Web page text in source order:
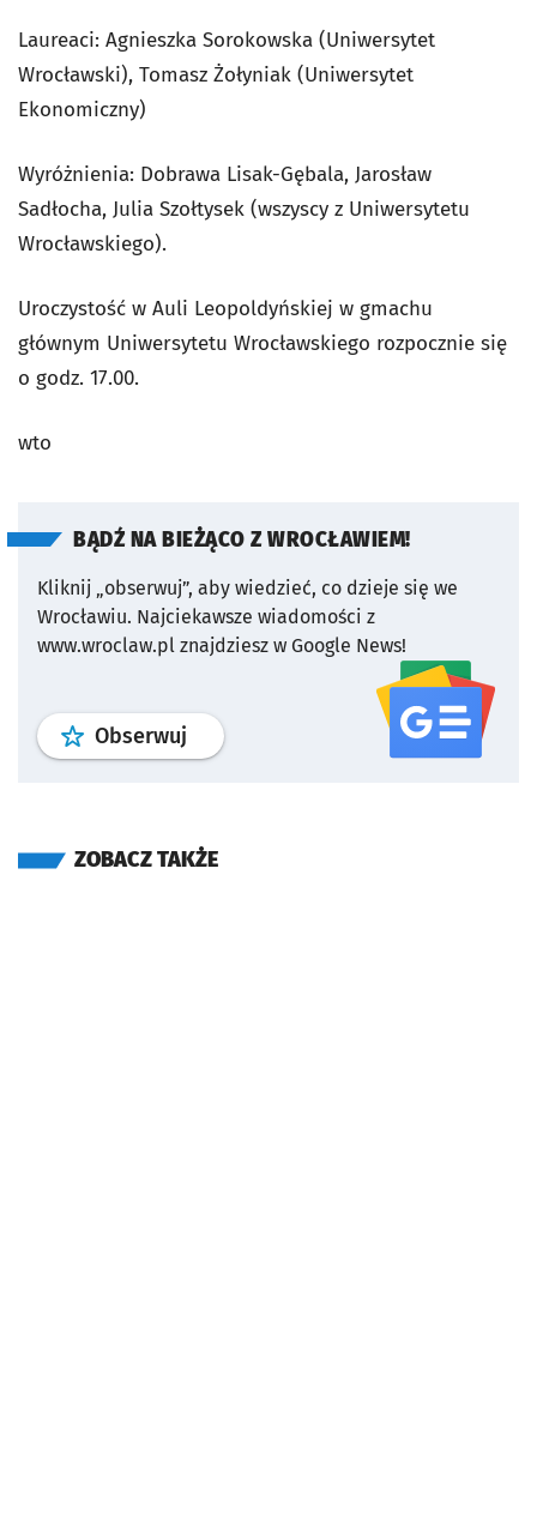
Laureaci: Agnieszka Sorokowska (Uniwersytet
Wrocławski), Tomasz Żołyniak (Uniwersytet
Ekonomiczny)
Wyróżnienia: Dobrawa Lisak-Gębala, Jarosław
Sadłocha, Julia Szołtysek (wszyscy z Uniwersytetu
Wrocławskiego).
Uroczystość w Auli Leopoldyńskiej w gmachu
głównym Uniwersytetu Wrocławskiego rozpocznie się
o godz. 17.00.
wto
BĄDŹ NA BIEŻĄCO Z WROCŁAWIEM!
Kliknij „obserwuj”, aby wiedzieć, co dzieje się we
Wrocławiu. Najciekawsze wiadomości z
www.wroclaw.pl znajdziesz w Google News!
Obserwuj profil serwisu
ZOBACZ TAKŻE